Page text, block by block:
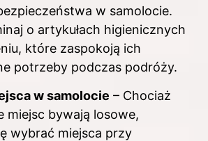
w samolocie.
o artykułach higienicznych
które zaspokoją ich
potrzeby podczas podróży.
w samolocie – Chociaż
miejsc bywają losowe,
wybrać miejsca przy